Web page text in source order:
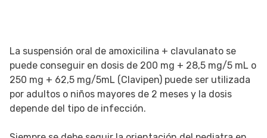
La suspensión oral de amoxicilina + clavulanato se
puede conseguir en dosis de 200 mg + 28,5 mg/5 mL o
250 mg + 62,5 mg/5mL (Clavipen) puede ser utilizada
por adultos o niños mayores de 2 meses y la dosis
depende del tipo de infección.